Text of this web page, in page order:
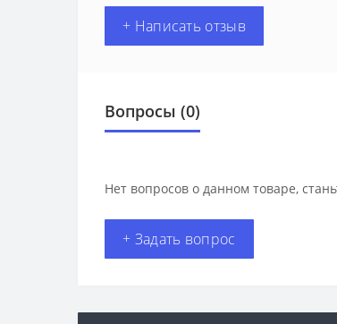
+ Написать отзыв
Вопросы (0)
Нет вопросов о данном товаре,
+ Задать вопрос